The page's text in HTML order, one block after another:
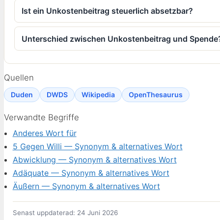
Ist ein Unkostenbeitrag steuerlich absetzbar?
Unterschied zwischen Unkostenbeitrag und
Quellen
Duden DWDS Wikipedia OpenThesaurus
Verwandte Begriffe
Anderes Wort für
5 Gegen Willi — Synonym & alternatives Wort
Abwicklung — Synonym & alternatives Wort
Adäquate — Synonym & alternatives Wort
Äußern — Synonym & alternatives Wort
Senast uppdaterad: 24 Juni 2026